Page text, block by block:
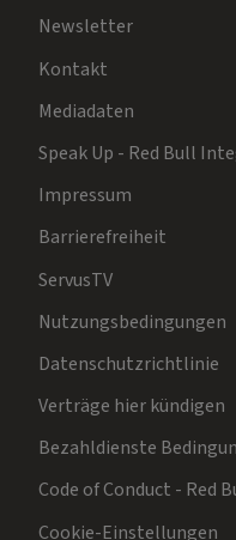
Newsletter
Kontakt
Mediadaten
Speak Up - Red Bull
Impressum
Barrierefreiheit
ServusTV
Nutzungsbedingungen
Datenschutzrichtlinie
Verträge hier kündigen
Bezahldienste
Code of Conduct - Red
Cookie-Einstellungen